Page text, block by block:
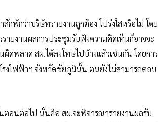
กพักว่าบริษัทรายงานถูกต้อง โปร่งใสหรือไม่ โดย
ายงานผลการประชุมรับฟังความคิดเห็นก็อาจจะ
ดพลาด สผ.ได้ลงโทษไปบ้างแล้วเช่นกัน โดยการ
งไฟฟ้าฯ จังหวัดชัยภูมินั้น ตนยังไม่สามารถตอบ
อนต่อไป นั่นคือ สผ.จะพิจารณารายงานผลรับ